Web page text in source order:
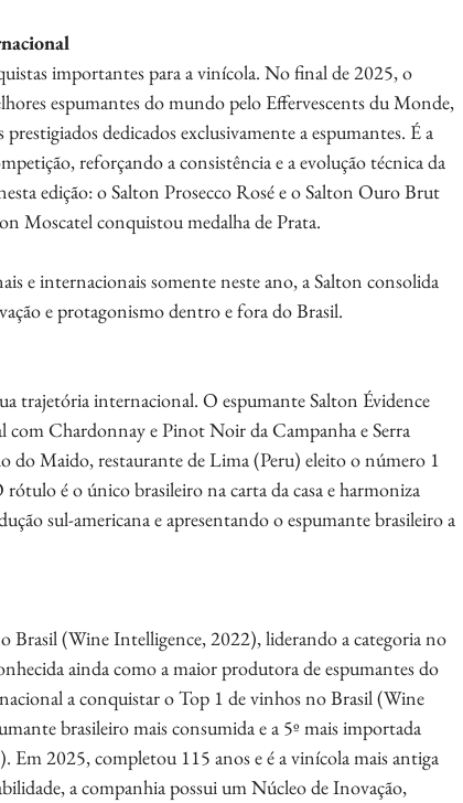
importantes para a vinícola. No final de 2025, o
espumantes do mundo pelo Effervescents du Monde,
dedicados exclusivamente a espumantes. É a
reforçando a consistência e a evolução técnica da
edição: o Salton Prosecco Rosé e o Salton Ouro Brut
Moscatel conquistou medalha de Prata.
e internacionais somente neste ano, a Salton consolida
e protagonismo dentro e fora do Brasil.
trajetória internacional. O espumante Salton Évidence
Chardonnay e Pinot Noir da Campanha e Serra
do Maido, restaurante de Lima (Peru) eleito o número 1
rótulo é o único brasileiro na carta da casa e harmoniza
sul-americana e apresentando o espumante brasileiro a
Brasil (Wine Intelligence, 2022), liderando a categoria no
ainda como a maior produtora de espumantes do
a conquistar o Top 1 de vinhos no Brasil (Wine
brasileiro mais consumida e a 5º mais importada
2025, completou 115 anos e é a vinícola mais antiga
a companhia possui um Núcleo de Inovação,